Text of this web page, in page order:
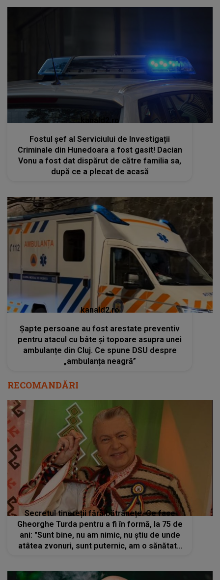
kanald2.ro
Fostul șef al Serviciului de Investigații
Criminale din Hunedoara a fost gasit! Dacian
Vonu a fost dat dispărut de către familia sa,
după ce a plecat de acasă
kanald2.ro
Șapte persoane au fost arestate preventiv
pentru atacul cu bâte și topoare asupra unei
ambulanțe din Cluj. Ce spune DSU despre
„ambulanța neagră”
RECOMANDĂRI
Secretul tinereții fără bătrânețe. Ce face
Gheorghe Turda pentru a fi în formă, la 75 de
ani: "Sunt bine, nu am nimic, nu știu de unde
atâtea zvonuri, sunt puternic, am o sănătate